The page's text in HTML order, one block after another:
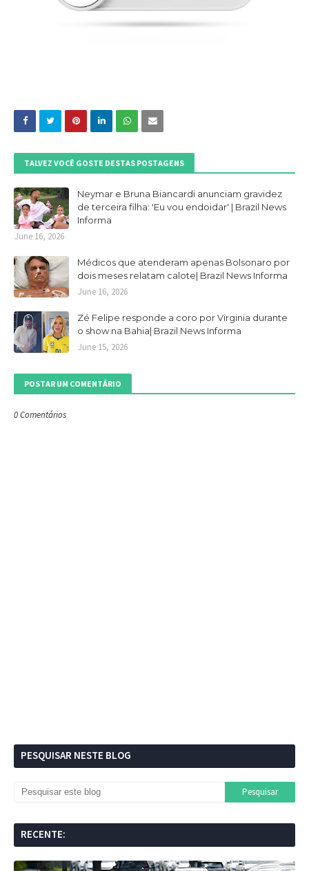
TALVEZ VOCÊ GOSTE DESTAS POSTAGENS
Neymar e Bruna Biancardi anunciam gravidez
de terceira filha: 'Eu vou endoidar' | Brazil News
Informa
June 16, 2026
Médicos que atenderam apenas Bolsonaro por
dois meses relatam calote| Brazil News Informa
June 16, 2026
Zé Felipe responde a coro por Virginia durante
o show na Bahia| Brazil News Informa
June 15, 2026
POSTAR UM COMENTÁRIO
0 Comentários
PESQUISAR NESTE BLOG
RECENTE: